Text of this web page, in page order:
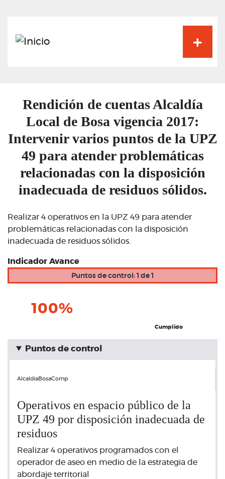
Rendición de cuentas Alcaldía
Local de Bosa vigencia 2017:
Intervenir varios puntos de la UPZ
49 para atender problemáticas
relacionadas con la disposición
inadecuada de residuos sólidos.
Realizar 4 operativos en la UPZ 49 para atender
problemáticas relacionadas con la disposición
inadecuada de residuos sólidos.
Indicador Avance
Puntos de control: 1 de 1
100%
Cumplido
Puntos de control
AlcaldiaBosaComp
Operativos en espacio público de la
UPZ 49 por disposición inadecuada de
residuos
Realizar 4 operativos programados con el
operador de aseo en medio de la estrategia de
abordaje territorial